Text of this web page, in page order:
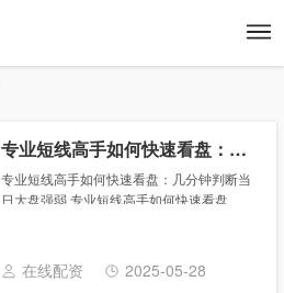
专业短线高手如何快速看盘：几分钟判断当日大盘强弱
专业短线高手如何快速看盘：几分钟判断当
日大盘强弱 专业短线高手如何快速看盘
阐述快速掌握高明的专业技巧的方法。它们
都......
在线配资 2025-05-28